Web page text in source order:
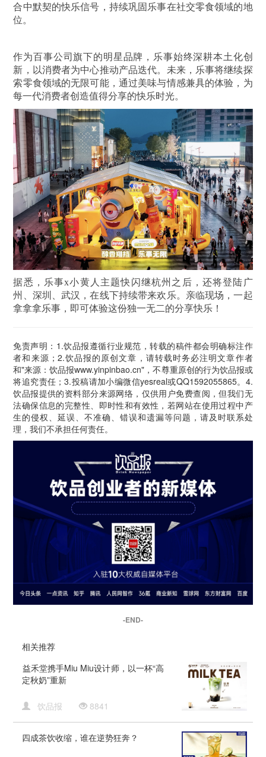
合中默契的快乐信号，持续巩固乐事在社交零食领域的地
位。
作为百事公司旗下的明星品牌，乐事始终深耕本土化创
新，以消费者为中心推动产品迭代。未来，乐事将继续探
索零食领域的无限可能，通过美味与情感兼具的体验，为
每一代消费者创造值得分享的快乐时光。
据悉，乐事x小黄人主题快闪继杭州之后，还将登陆广
州、深圳、武汉，在线下持续带来欢乐。亲临现场，一起
拿拿拿乐事，即可体验这份独一无二的分享快乐！
免责声明：1.饮品报遵循行业规范，转载的稿件都会明确标注作
者和来源；2.饮品报的原创文章，请转载时务必注明文章作者
和"来源：饮品报www.yinpinbao.cn"，不尊重原创的行为饮品报或
将追究责任；3.投稿请加小编微信yesreal或QQ1592055865。4.
饮品报提供的资料部分来源网络，仅供用户免费查阅，但我们无
法确保信息的完整性、即时性和有效性，若网站在使用过程中产
生的侵权、延误、不准确、错误和遗漏等问题，请及时联系处
理，我们不承担任何责任。
-END-
相关推荐
​益禾堂携手Miu Miu设计师，以一杯“高
定秋奶”重新
饮品报 8841
四成茶饮收缩，谁在逆势狂奔？